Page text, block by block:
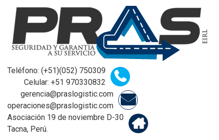
Teléfono: (+51)(052) 750309
Celular: +51 970330832
gerencia@praslogistic.com
operaciones@praslogistic.com
Asociación 19 de noviembre D-30
Tacna, Perú.